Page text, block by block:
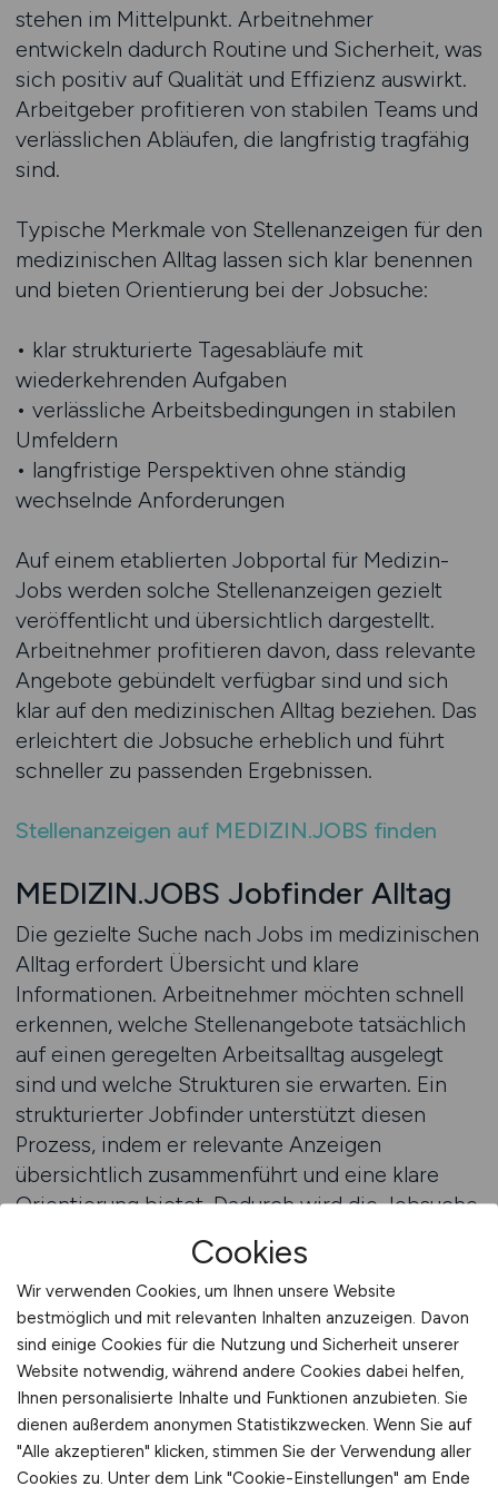
stehen im Mittelpunkt. Arbeitnehmer
entwickeln dadurch Routine und Sicherheit, was
sich positiv auf Qualität und Effizienz auswirkt.
Arbeitgeber profitieren von stabilen Teams und
verlässlichen Abläufen, die langfristig tragfähig
sind.
Typische Merkmale von Stellenanzeigen für den
medizinischen Alltag lassen sich klar benennen
und bieten Orientierung bei der Jobsuche:
• klar strukturierte Tagesabläufe mit
wiederkehrenden Aufgaben
• verlässliche Arbeitsbedingungen in stabilen
Umfeldern
• langfristige Perspektiven ohne ständig
wechselnde Anforderungen
Auf einem etablierten Jobportal für Medizin-
Jobs werden solche Stellenanzeigen gezielt
veröffentlicht und übersichtlich dargestellt.
Arbeitnehmer profitieren davon, dass relevante
Angebote gebündelt verfügbar sind und sich
klar auf den medizinischen Alltag beziehen. Das
erleichtert die Jobsuche erheblich und führt
schneller zu passenden Ergebnissen.
Stellenanzeigen auf MEDIZIN.JOBS finden
MEDIZIN.JOBS Jobfinder Alltag
Die gezielte Suche nach Jobs im medizinischen
Alltag erfordert Übersicht und klare
Informationen. Arbeitnehmer möchten schnell
erkennen, welche Stellenangebote tatsächlich
auf einen geregelten Arbeitsalltag ausgelegt
sind und welche Strukturen sie erwarten. Ein
strukturierter Jobfinder unterstützt diesen
Prozess, indem er relevante Anzeigen
übersichtlich zusammenführt und eine klare
Orientierung bietet. Dadurch wird die Jobsuche
effizienter und praxisnaher.
Ein Jobfinder mit Fokus auf den medizinischen
Alltag erleichtert den Vergleich
unterschiedlicher Angebote. Informationen zu
Arbeitszeiten, Aufgabenverteilung und
organisatorischen Abläufen lassen sich besser
einordnen, wenn sie transparent dargestellt
sind. Arbeitnehmer können gezielt prüfen,
Cookies
Wir verwenden Cookies, um Ihnen unsere Website
bestmöglich und mit relevanten Inhalten anzuzeigen. Davon
sind einige Cookies für die Nutzung und Sicherheit unserer
Website notwendig, während andere Cookies dabei helfen,
Ihnen personalisierte Inhalte und Funktionen anzubieten. Sie
dienen außerdem anonymen Statistikzwecken. Wenn Sie auf
"Alle akzeptieren" klicken, stimmen Sie der Verwendung aller
Cookies zu. Unter dem Link "Cookie-Einstellungen" am Ende